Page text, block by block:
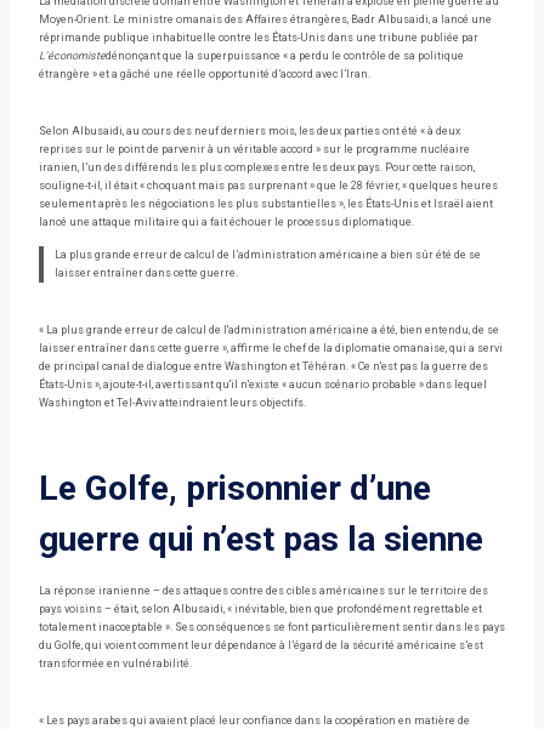
Moyen-Orient. Le ministre omanais des Affaires étrangères, Badr Albusaidi, a lancé une
réprimande publique inhabituelle contre les États-Unis dans une tribune publiée par
L'économistedénonçant que la superpuissance « a perdu le contrôle de sa politique
étrangère » et a gâché une réelle opportunité d’accord avec l’Iran.
Selon Albusaidi, au cours des neuf derniers mois, les deux parties ont été « à deux
reprises sur le point de parvenir à un véritable accord » sur le programme nucléaire
iranien, l’un des différends les plus complexes entre les deux pays. Pour cette raison,
souligne-t-il, il était « choquant mais pas surprenant » que le 28 février, « quelques heures
seulement après les négociations les plus substantielles », les États-Unis et Israël aient
lancé une attaque militaire qui a fait échouer le processus diplomatique.
La plus grande erreur de calcul de l’administration américaine a bien sûr été de se
laisser entraîner dans cette guerre.
« La plus grande erreur de calcul de l'administration américaine a été, bien entendu, de se
laisser entraîner dans cette guerre », affirme le chef de la diplomatie omanaise, qui a servi
de principal canal de dialogue entre Washington et Téhéran. « Ce n'est pas la guerre des
États-Unis », ajoute-t-il, avertissant qu'il n'existe « aucun scénario probable » dans lequel
Washington et Tel-Aviv atteindraient leurs objectifs.
Le Golfe, prisonnier d’une
guerre qui n’est pas la sienne
La réponse iranienne – des attaques contre des cibles américaines sur le territoire des
pays voisins – était, selon Albusaidi, « inévitable, bien que profondément regrettable et
totalement inacceptable ». Ses conséquences se font particulièrement sentir dans les pays
du Golfe, qui voient comment leur dépendance à l’égard de la sécurité américaine s’est
transformée en vulnérabilité.
« Les pays arabes qui avaient placé leur confiance dans la coopération en matière de